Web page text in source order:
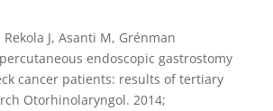
Rekola J, Asanti M, Grénman
endoscopic gastrostomy
cancer patients: results of tertiary
Otorhinolaryngol. 2014;